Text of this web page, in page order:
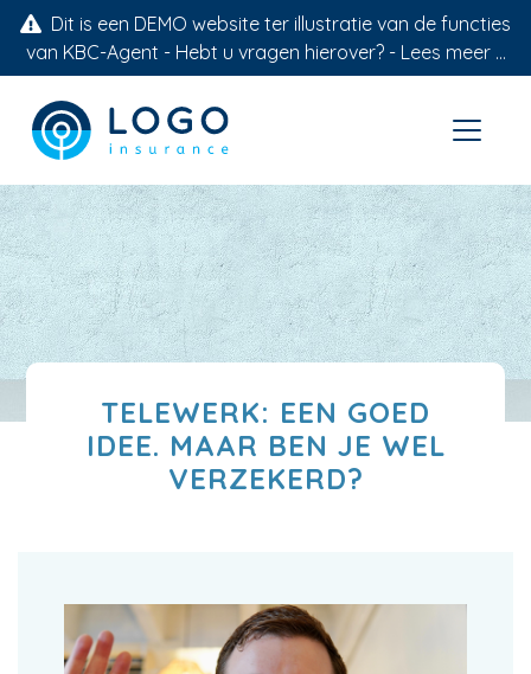
Dit is een DEMO website ter illustratie van de functies
van KBC-Agent - Hebt u vragen hierover? - Lees meer ...
TELEWERK: EEN GOED
IDEE. MAAR BEN JE WEL
VERZEKERD?